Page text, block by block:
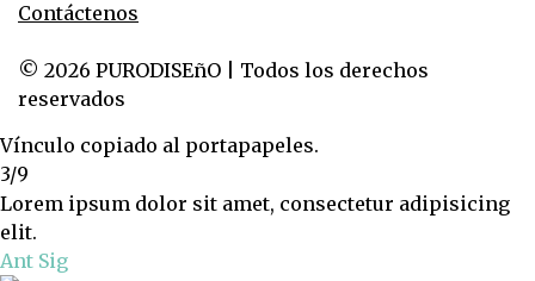
Contáctenos
© 2026 PURODISEñO | Todos los derechos
reservados
Vínculo copiado al portapapeles.
3/9
Lorem ipsum dolor sit amet, consectetur adipisicing
elit.
Ant Sig